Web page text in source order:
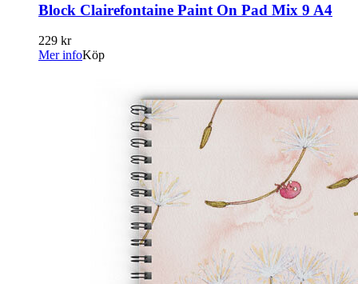
Block Clairefontaine Paint On Pad Mix 9 A4
229 kr
Mer infoKöp